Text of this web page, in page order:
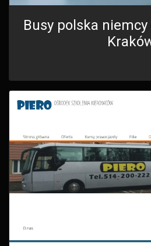
Busy polska